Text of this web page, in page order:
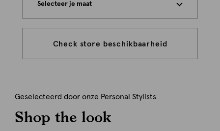
Selecteer je maat
Check store beschikbaarheid
Geselecteerd door onze Personal Stylists
Shop the look